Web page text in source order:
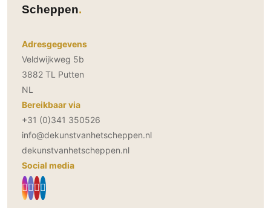
Scheppen
Adresgegevens
Veldwijkweg 5b
3882 TL Putten
NL
Bereikbaar via
+31 (0)341 350526
info@dekunstvanhetscheppen.nl
dekunstvanhetscheppen.nl
Social media